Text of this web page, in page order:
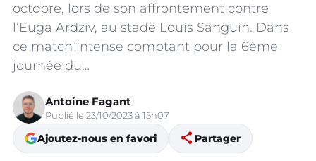
octobre, lors de son affrontement contre
l’Euga Ardziv, au stade Louis Sanguin. Dans
ce match intense comptant pour la 6ème
journée du…
Antoine Fagant
Publié le 23/10/2023 à 15h07
Ajoutez-nous en favori share Partager